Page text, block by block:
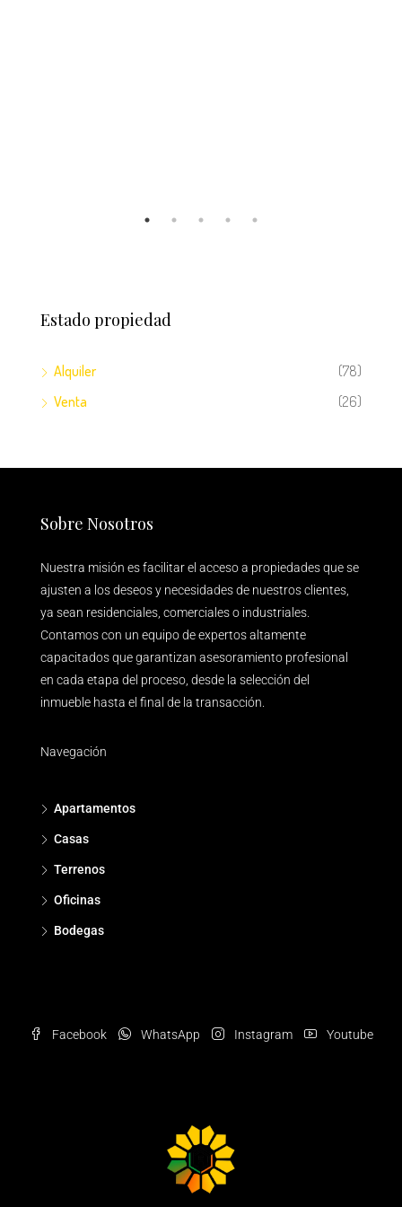
Estado propiedad
Alquiler
(78)
Venta
(26)
Sobre Nosotros
Nuestra misión es facilitar el acceso a propiedades que se
ajusten a los deseos y necesidades de nuestros clientes,
ya sean residenciales, comerciales o industriales.
Contamos con un equipo de expertos altamente
capacitados que garantizan asesoramiento profesional
en cada etapa del proceso, desde la selección del
inmueble hasta el final de la transacción.
Navegación
Apartamentos
Casas
Terrenos
Oficinas
Bodegas
Facebook WhatsApp Instagram Youtube